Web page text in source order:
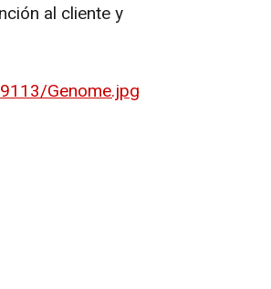
al cliente y
Genome.jpg